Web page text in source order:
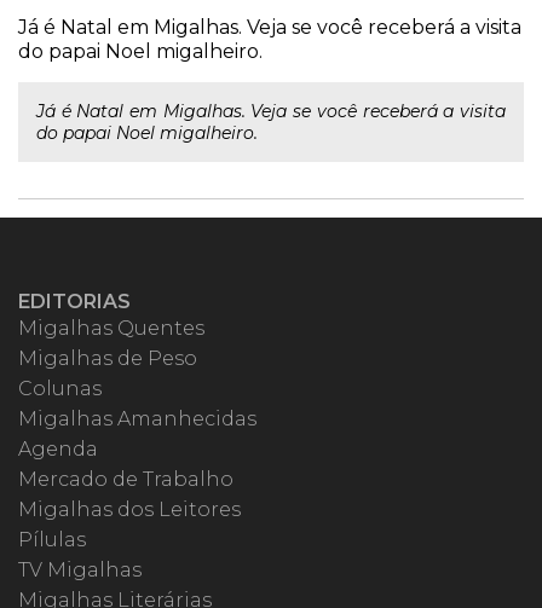
Já é Natal em Migalhas. Veja se você receberá a visita
do papai Noel migalheiro.
Já é Natal em Migalhas. Veja se você receberá a visita
do papai Noel migalheiro.
EDITORIAS
Migalhas Quentes
Migalhas de Peso
Colunas
Migalhas Amanhecidas
Agenda
Mercado de Trabalho
Migalhas dos Leitores
Pílulas
TV Migalhas
Migalhas Literárias